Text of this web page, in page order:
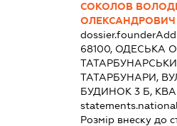
СОКОЛОВ
ОЛЕКСАНДРОВИЧ
68100, ОДЕСЬКА
ТАТАРБУНАРИ,
БУДИНОК 3 Б,
Розмір внеску до